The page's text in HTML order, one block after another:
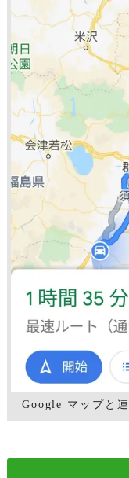
Google マップと